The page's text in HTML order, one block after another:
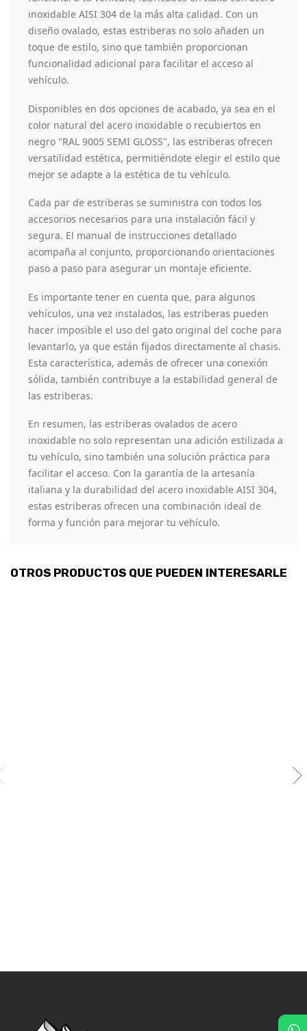
inoxidable AISI 304 de la más alta calidad. Con un
diseño ovalado, estas estriberas no solo añaden un
toque de estilo, sino que también proporcionan
funcionalidad adicional para facilitar el acceso al
vehículo.
Disponibles en dos opciones de acabado, ya sea en el
color natural del acero inoxidable o recubiertos en
negro "RAL 9005 SEMI GLOSS", las estriberas ofrecen
versatilidad estética, permitiéndote elegir el estilo que
mejor se adapte a la estética de tu vehículo.
Cada par de estriberas se suministra con todos los
accesorios necesarios para una instalación fácil y
segura. El manual de instrucciones detallado
acompaña al conjunto, proporcionando orientaciones
paso a paso para asegurar un montaje eficiente.
Es importante tener en cuenta que, para algunos
vehículos, una vez instalados, las estriberas pueden
hacer imposible el uso del gato original del coche para
levantarlo, ya que están fijados directamente al chasis.
Esta característica, además de ofrecer una conexión
sólida, también contribuye a la estabilidad general de
las estriberas.
En resumen, las estriberas ovalados de acero
inoxidable no solo representan una adición estilizada a
tu vehículo, sino también una solución práctica para
facilitar el acceso. Con la garantía de la artesanía
italiana y la durabilidad del acero inoxidable AISI 304,
estas estriberas ofrecen una combinación ideal de
forma y función para mejorar tu vehículo.
OTROS PRODUCTOS QUE PUEDEN INTERESARLE